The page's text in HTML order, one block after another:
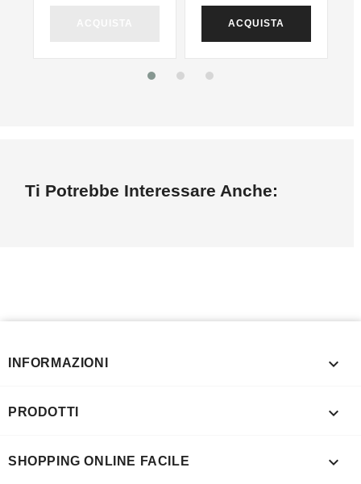
ACQUISTA
Ti Potrebbe Interessare Anche:
INFORMAZIONI 
PRODOTTI 
SHOPPING ONLINE FACILE 